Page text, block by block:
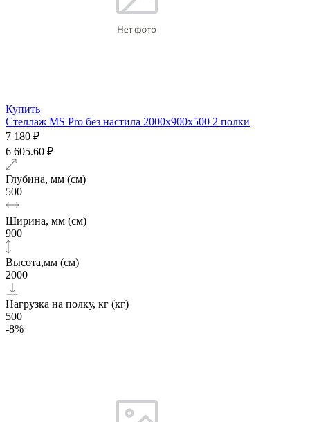
Купить
Стеллаж MS Pro без настила 2000х900x500 2 полки
7 180 ₽
6 605.60 ₽
Глубина, мм (см)
500
Ширина, мм (см)
900
Высота,мм (см)
2000
Нагрузка на полку, кг (кг)
500
-8%